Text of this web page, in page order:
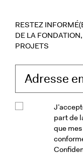
RESTEZ
DE LA
PROJETS
part de
que